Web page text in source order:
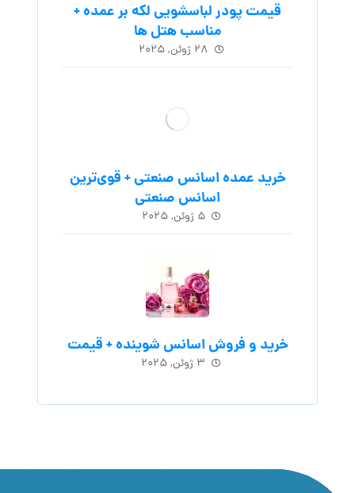
قیمت پودر لباسشویی لکه بر عمده +
مناسب هتل ها
۲۸ ژوئن, ۲۰۲۵
خرید عمده اسانس صنعتی + قوی‌ترین
اسانس‌ صنعتی
۵ ژوئن, ۲۰۲۵
خرید و فروش اسانس شوینده + قیمت
۳ ژوئن, ۲۰۲۵